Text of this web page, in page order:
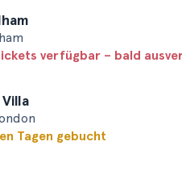
verfügbar – bald
Tagen gebucht